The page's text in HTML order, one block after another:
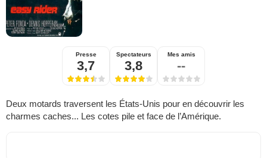
Presse
3,7
Spectateurs
3,8
Mes amis
--
Deux motards traversent les États-Unis pour en découvrir les
charmes caches... Les cotes pile et face de l’Amérique.